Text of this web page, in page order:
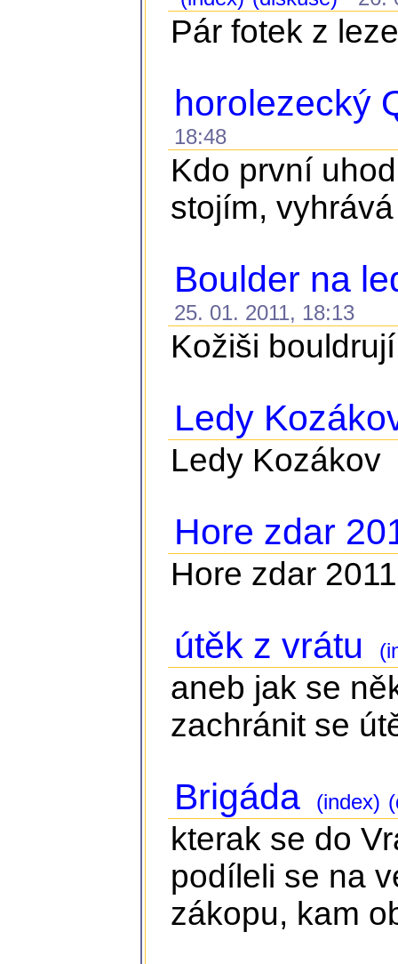
Pár fotek z
horolezecký
18:48
Kdo první
stojím,
Boulder na
25. 01. 2011, 18:13
Kožiši
Ledy
Ledy Kozákov
Hore zdar
Hore zdar 2011
útěk z vrátu
aneb jak se
zachránit se
Brigáda (index)
kterak se do
podíleli se na
zákopu, kam